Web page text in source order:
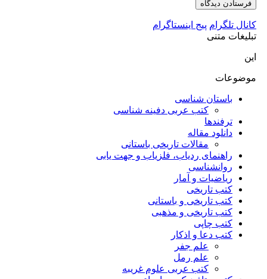
کانال تلگرام پیج اینستاگرام
تبلیغات متنی
این
موضوعات
باستان شناسی
کتب عربی دفینه شناسی
ترفندها
دانلود مقاله
مقالات تاریخی باستانی
راهنمای ردیاب، فلزیاب و جهت یابی
روانشناسی
ریاضیات و آمار
کتب تاریخی
کتب تاریخی و باستانی
کتب تاریخی و مذهبی
کتب چاپی
کتب دعا و اذکار
علم جفر
علم رمل
کتب عربی علوم غریبه